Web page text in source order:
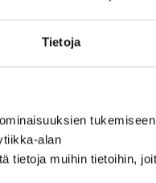
Tietoja
tukemiseen
alan
tietoja muihin tietoihin,
sekä
salkkuyhtiöiden